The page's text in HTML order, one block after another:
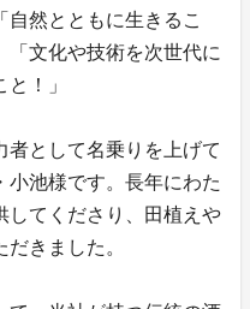
自然とともに生きるこ
「文化や技術を次世代に
！」
者として名乗りを上げて
小池様です。長年にわた
してくださり、田植えや
きました。